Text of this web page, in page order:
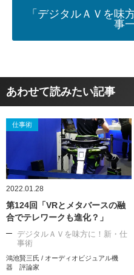
「デジタルＡＶを味
事
あわせて読みたい記事
仕事術
2022.01.28
第124回「VRとメタバースの融
合でテレワークも進化？」
デジタルＡＶを味方に！新・仕
事術
鴻池賢三氏 / オーディオビジュアル機
器 評論家